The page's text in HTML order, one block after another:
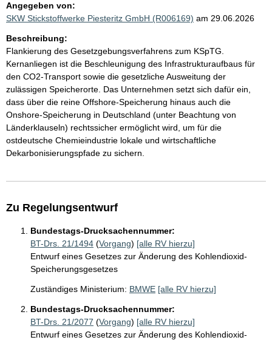
Angegeben von:
SKW Stickstoffwerke Piesteritz GmbH (R006169) am 29.06.2026
Beschreibung:
Flankierung des Gesetzgebungsverfahrens zum KSpTG.
Kernanliegen ist die Beschleunigung des Infrastrukturaufbaus für
den CO2-Transport sowie die gesetzliche Ausweitung der
zulässigen Speicherorte. Das Unternehmen setzt sich dafür ein,
dass über die reine Offshore-Speicherung hinaus auch die
Onshore-Speicherung in Deutschland (unter Beachtung von
Länderklauseln) rechtssicher ermöglicht wird, um für die
ostdeutsche Chemieindustrie lokale und wirtschaftliche
Dekarbonisierungspfade zu sichern.
Zu Regelungsentwurf
Bundestags-Drucksachennummer:
BT-Drs. 21/1494 (Vorgang) [alle RV hierzu]
Entwurf eines Gesetzes zur Änderung des Kohlendioxid-
Speicherungsgesetzes
Zuständiges Ministerium: BMWE [alle RV hierzu]
Bundestags-Drucksachennummer:
BT-Drs. 21/2077 (Vorgang) [alle RV hierzu]
Entwurf eines Gesetzes zur Änderung des Kohlendioxid-